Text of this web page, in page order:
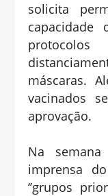
solicita
capacidade
máscaras.
vacinados
aprovação.
Na
imprensa
‘’grupos